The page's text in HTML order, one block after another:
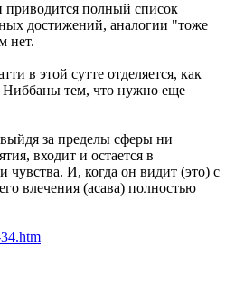
приводится полный список
достижений, аналогии "тоже
нет.
в этой сутте отделяется, как
Ниббаны тем, что нужно еще
за пределы сферы ни
входит и остается в
чувства. И, когда он видит (это) с
влечения (асава) полностью